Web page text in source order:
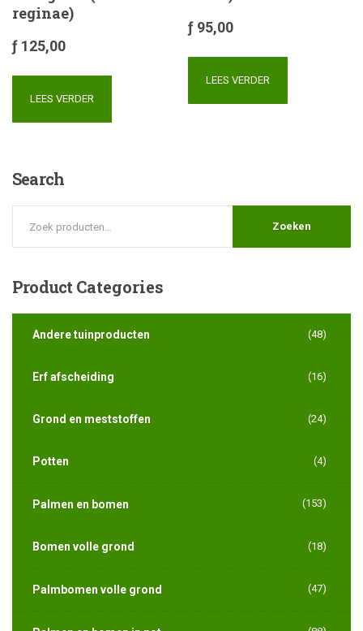
reginae)
ƒ 125,00
LEES VERDER
ƒ 95,00
LEES VERDER
Search
Zoeken
Product Categories
Andere tuinproducten (48)
Erf afscheiding (16)
Grond en meststoffen (24)
Potten (4)
Palmen en bomen (153)
Bomen volle grond (18)
Palmbomen volle grond (47)